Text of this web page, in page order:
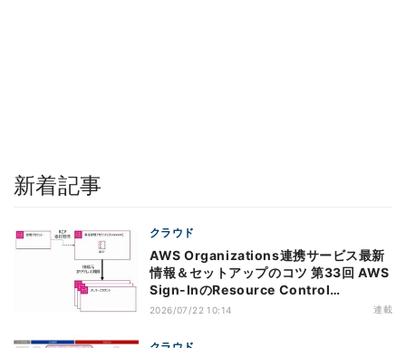
新着記事
クラウド
AWS Organizations連携サービス最新
情報＆セットアップのコツ 第33回 AWS
Sign-InのResource Control
Policy（RCP）対応のメリットと注意点
2026/07/22 10:14 連載